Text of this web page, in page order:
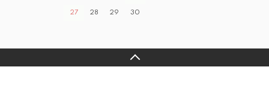
27 28 29 30